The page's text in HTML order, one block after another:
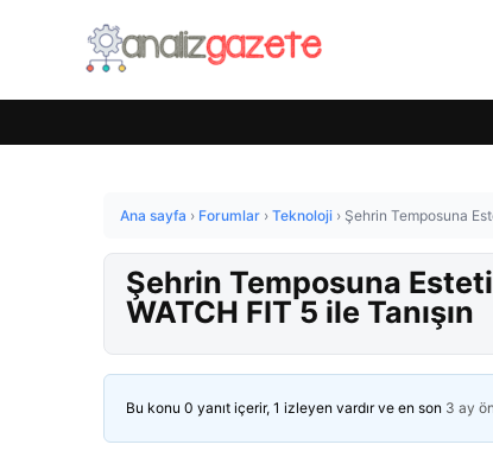
Ana sayfa › Forumlar › Teknoloji › Şehrin Temposuna
Şehrin Temposuna
WATCH FIT 5 ile Tanışın
Bu konu 0 yanıt içerir, 1 izleyen vardır ve en son 3 ay